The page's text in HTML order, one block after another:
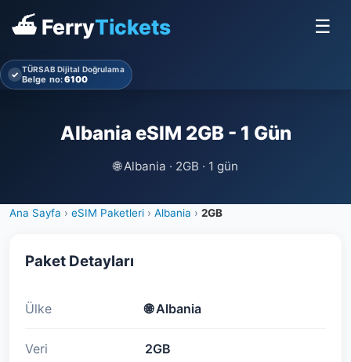
⛴ FerryTickets ☰
✓ TÜRSAB Dijital Doğrulama
Belge no:6100
Albania eSIM 2GB - 1 Gün
🌐Albania · 2GB · 1 gün
Ana Sayfa › eSIM Paketleri › Albania › 2GB
Paket Detayları
Ülke 🌐Albania
Veri 2GB